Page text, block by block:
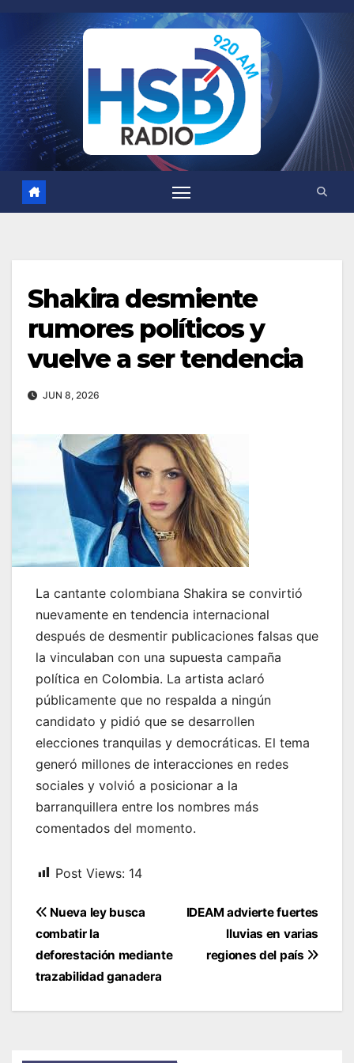
Shakira desmiente
rumores políticos y
vuelve a ser tendencia
JUN 8, 2026
La cantante colombiana Shakira se convirtió
nuevamente en tendencia internacional
después de desmentir publicaciones falsas que
la vinculaban con una supuesta campaña
política en Colombia. La artista aclaró
públicamente que no respalda a ningún
candidato y pidió que se desarrollen
elecciones tranquilas y democráticas. El tema
generó millones de interacciones en redes
sociales y volvió a posicionar a la
barranquillera entre los nombres más
comentados del momento.
Post Views: 14
Navegación
de
entradas
IDEAM advierte fuertes
lluvias en varias
regiones del país
Nueva ley busca
combatir la
deforestación mediante
trazabilidad ganadera